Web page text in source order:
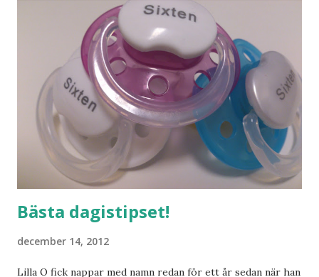
lånade från www.ystad.se
Bästa dagistipset!
december 14, 2012
Lilla O fick nappar med namn redan för ett år sedan när han